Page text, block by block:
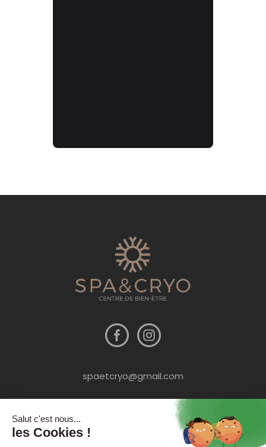
spaetcryo@gmail.com
13 chemin Albert Camus - zone de